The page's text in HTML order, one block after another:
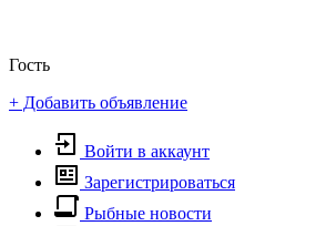
Гость
+ Добавить объявление
Войти в аккаунт
Зарегистрироваться
Рыбные новости